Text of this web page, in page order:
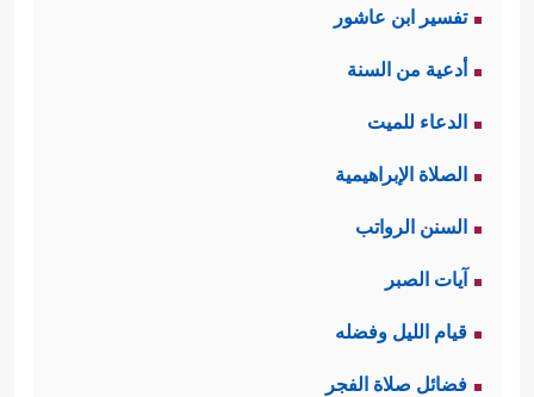
تفسير ابن عاشور
أدعية من السنة
الدعاء للميت
الصلاة الإبراهيمية
السنن الرواتب
آيات الصبر
قيام الليل وفضله
فضائل صلاة الفجر